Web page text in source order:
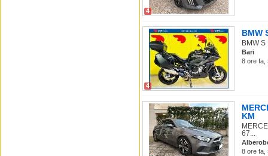
4
4
BMW
BMW
Bari
8 ore fa,
KM
67...
8 ore fa,